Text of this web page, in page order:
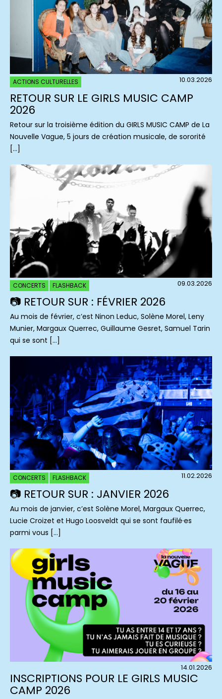
ACTIONS CULTURELLES 10.03.2026
RETOUR SUR LE GIRLS MUSIC CAMP
2026
Retour sur la troisième édition du GIRLS MUSIC CAMP de La
Nouvelle Vague, 5 jours de création musicale, de sororité
[…]
CONCERTS FLASHBACK 09.03.2026
📷 RETOUR SUR : FÉVRIER 2026
Au mois de février, c’est Ninon Leduc, Solène Morel, Leny
Munier, Margaux Querrec, Guillaume Gesret, Samuel Tarin
qui se sont […]
CONCERTS FLASHBACK 11.02.2026
📷 RETOUR SUR : JANVIER 2026
Au mois de janvier, c’est Solène Morel, Margaux Querrec,
Lucie Croizet et Hugo Loosveldt qui se sont faufilé·es
parmi vous […]
14.01.2026
INSCRIPTIONS POUR LE GIRLS MUSIC
CAMP 2026